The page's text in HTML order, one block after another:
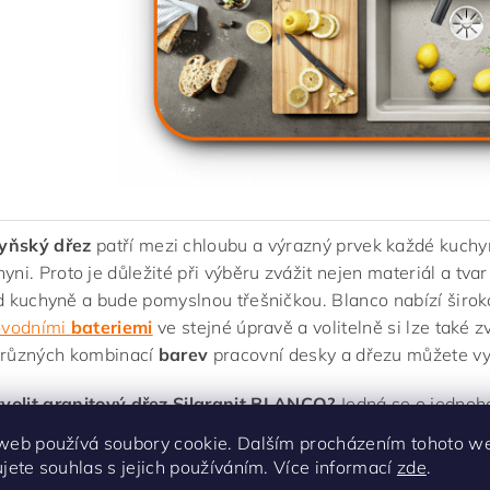
dřez patří mezi chloubu a výrazný prvek každé
Proto je důležité při výběru zvážit nejen materiál a
kuchyně a bude pomyslnou třešničkou. Blanco nabízí
bateriemi ve stejné úpravě a volitelně si lze také
různých kombinací barev pracovní desky a dřezu můžete
granitový dřez Silgranit BLANCO?Jedná se o
a sídlem v Německu a to již od roku 1925. Dřezy
(drcená žula na nejjemnější fragmenty), díky
používá soubory cookie. Dalším procházením tohoto
souhlas s jejich používáním. Více informací zde.